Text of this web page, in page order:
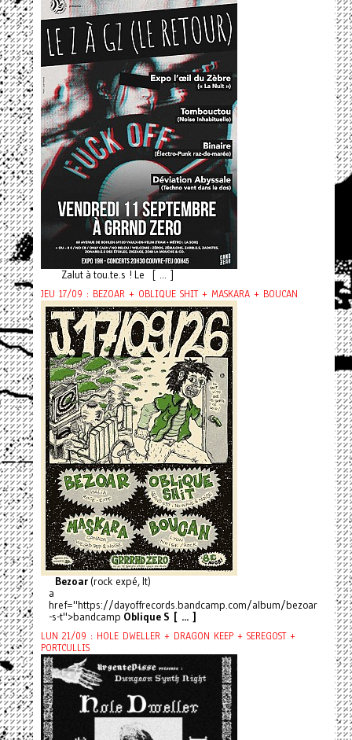
Zalut à tou.te.s ! Le [ ... ]
JEU 17/09 : BEZOAR + OBLIQUE SHIT + MASKARA + BOUCAN
Bezoar(rock expé, It)
a
href="https://dayoffrecords.bandcamp.com/album/bezoar
-s-t">bandcamp Oblique S [ ... ]
LUN 21/09 : HOLE DWELLER + DRAGON KEEP + SEREGOST +
PORTCULLIS